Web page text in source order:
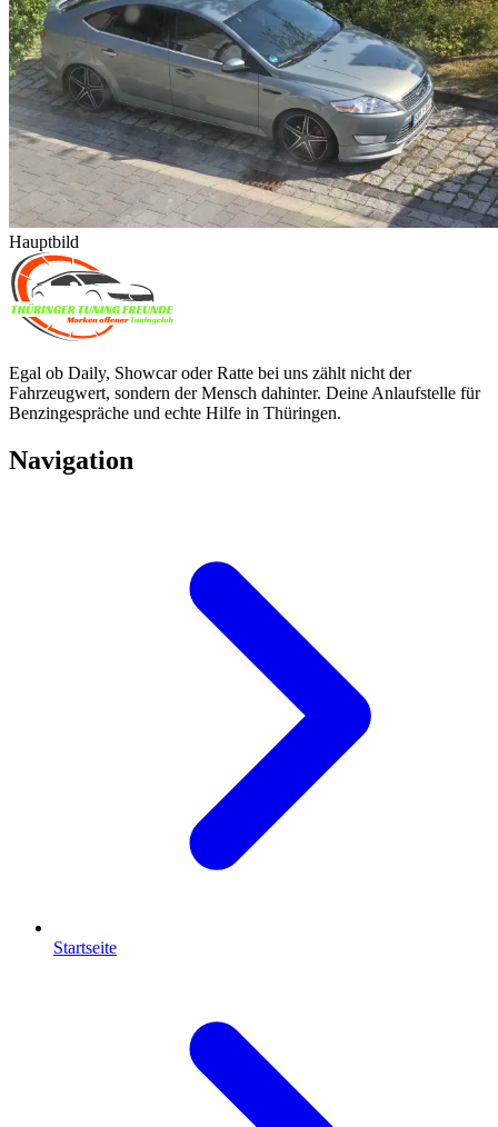
Hauptbild
Egal ob Daily, Showcar oder Ratte bei uns zählt nicht der
Fahrzeugwert, sondern der Mensch dahinter. Deine Anlaufstelle für
Benzingespräche und echte Hilfe in Thüringen.
Navigation
Startseite